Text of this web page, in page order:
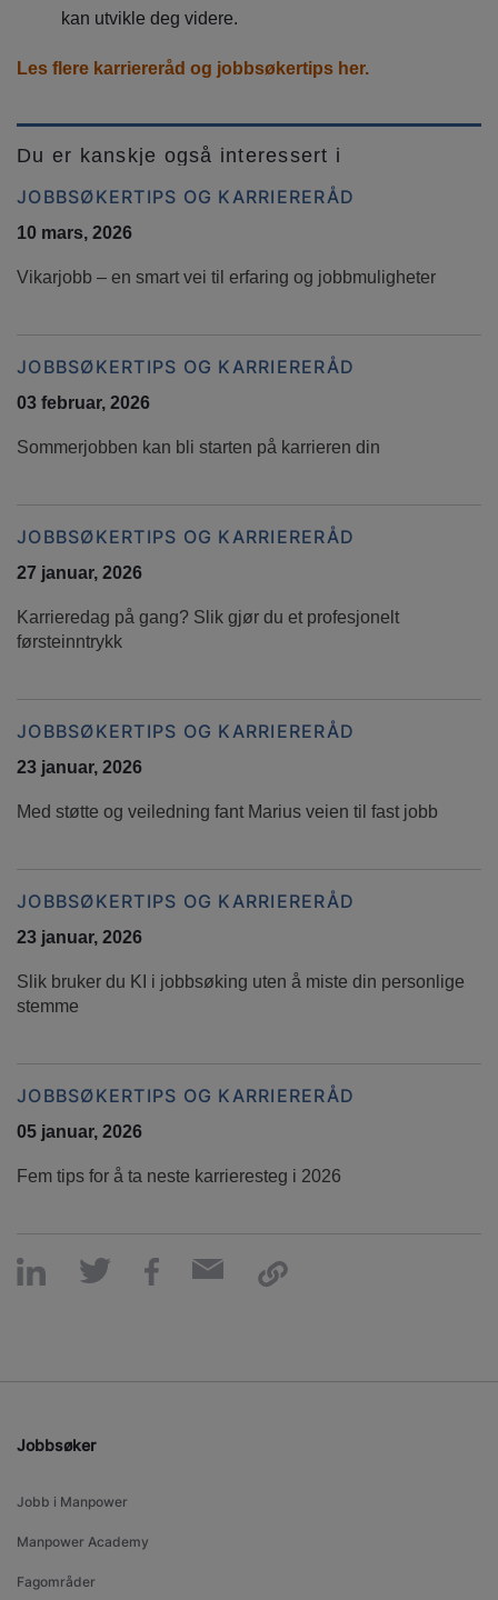
kan utvikle deg videre.
Les flere karriereråd og jobbsøkertips her.
Du er kanskje også interessert i
JOBBSØKERTIPS OG KARRIERERÅD
10 mars, 2026
Vikarjobb – en smart vei til erfaring og jobbmuligheter
JOBBSØKERTIPS OG KARRIERERÅD
03 februar, 2026
Sommerjobben kan bli starten på karrieren din
JOBBSØKERTIPS OG KARRIERERÅD
27 januar, 2026
Karrieredag på gang? Slik gjør du et profesjonelt
førsteinntrykk
JOBBSØKERTIPS OG KARRIERERÅD
23 januar, 2026
Med støtte og veiledning fant Marius veien til fast jobb
JOBBSØKERTIPS OG KARRIERERÅD
23 januar, 2026
Slik bruker du KI i jobbsøking uten å miste din personlige
stemme
JOBBSØKERTIPS OG KARRIERERÅD
05 januar, 2026
Fem tips for å ta neste karrieresteg i 2026
Jobbsøker
Jobb i Manpower
Manpower Academy
Fagområder